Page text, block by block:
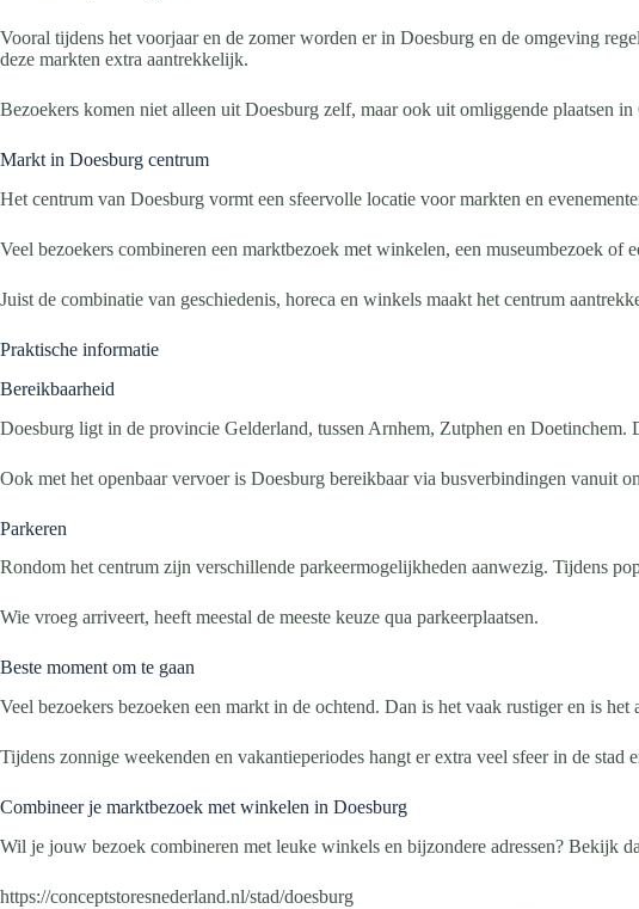
Vooral tijdens het voorjaar en de zomer worden er in Doesburg en de omgeving
deze markten extra aantrekkelijk.
Bezoekers komen niet alleen uit Doesburg zelf, maar ook uit omliggende plaatsen
Markt in Doesburg centrum
Het centrum van Doesburg vormt een sfeervolle locatie voor markten en
Veel bezoekers combineren een marktbezoek met winkelen, een museumbezoek
Juist de combinatie van geschiedenis, horeca en winkels maakt het centrum
Praktische informatie
Bereikbaarheid
Doesburg ligt in de provincie Gelderland, tussen Arnhem, Zutphen en
Ook met het openbaar vervoer is Doesburg bereikbaar via busverbindingen vanuit
Parkeren
Rondom het centrum zijn verschillende parkeermogelijkheden aanwezig. Tijdens
Wie vroeg arriveert, heeft meestal de meeste keuze qua parkeerplaatsen.
Beste moment om te gaan
Veel bezoekers bezoeken een markt in de ochtend. Dan is het vaak rustiger en is
Tijdens zonnige weekenden en vakantieperiodes hangt er extra veel sfeer in de stad
Combineer je marktbezoek met winkelen in Doesburg
Wil je jouw bezoek combineren met leuke winkels en bijzondere adressen? Bekijk
https://conceptstoresnederland.nl/stad/doesburg